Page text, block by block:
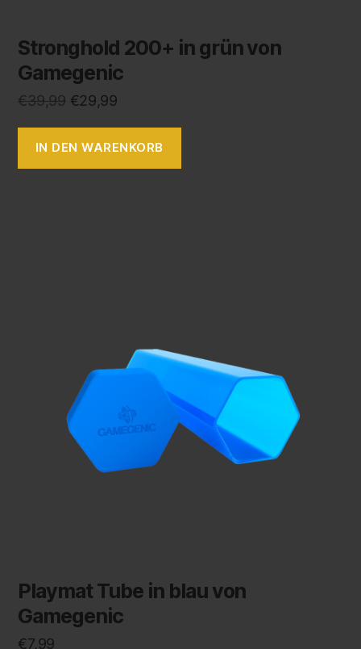
Stronghold 200+ in grün von
Gamegenic
€39,99 €29,99
IN DEN WARENKORB
Playmat Tube in blau von
Gamegenic
€7,99